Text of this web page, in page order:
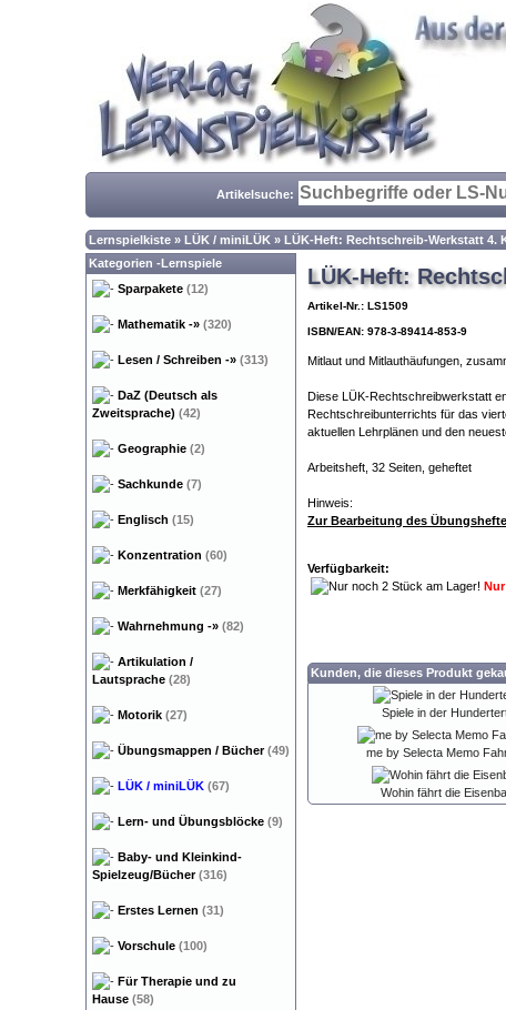
Artikelsuche:
Lernspielkiste » LÜK / miniLÜK » LÜK-Heft: Rechtschreib-Werkstatt 4.
LÜK-Heft:
Artikel-Nr.: LS1509
ISBN/EAN: 978-3-89414-853-9
Mitlaut und Mitlauthäufungen,
Diese LÜK-Rechtschreibwerkstatt
Rechtschreibunterrichts für das
aktuellen Lehrplänen und den
Arbeitsheft, 32 Seiten, geheftet
Hinweis:
Zur Bearbeitung des
Verfügbarkeit:
Kunden, die dieses Produkt
Spiele in der
me by Selecta Memo
Wohin fährt die
Kategorien -Lernspiele
Sparpakete (12)
Mathematik -» (320)
Lesen / Schreiben -» (313)
DaZ (Deutsch als
Zweitsprache) (42)
Geographie (2)
Sachkunde (7)
Englisch (15)
Konzentration (60)
Merkfähigkeit (27)
Wahrnehmung -» (82)
Artikulation /
Lautsprache (28)
Motorik (27)
Übungsmappen / Bücher(49)
LÜK / miniLÜK (67)
Lern- und Übungsblöcke (9)
Baby- und Kleinkind-
Spielzeug/Bücher(316)
Erstes Lernen (31)
Vorschule (100)
Für Therapie und zu
Hause (58)